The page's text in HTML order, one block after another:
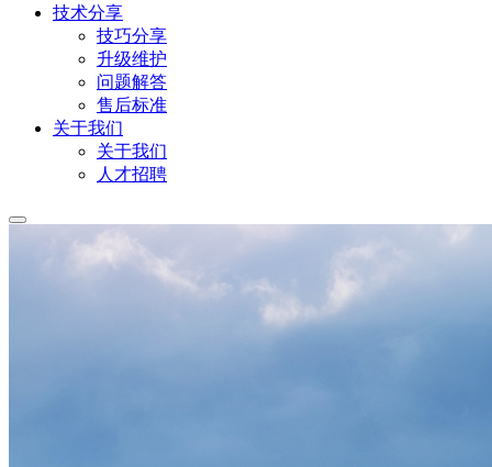
技术分享
技巧分享
升级维护
问题解答
售后标准
关于我们
关于我们
人才招聘